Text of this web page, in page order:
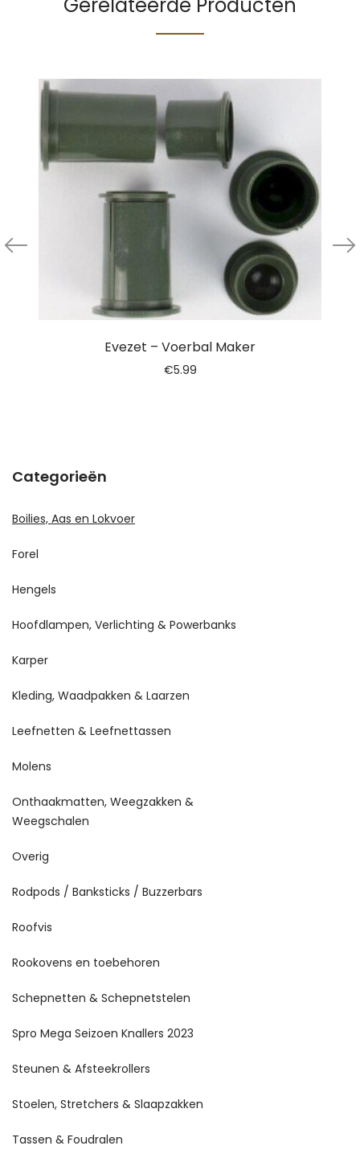
Evezet – Voerbal Maker
€5.99
Categorieën
Boilies, Aas en Lokvoer
Forel
Hengels
Hoofdlampen, Verlichting & Powerbanks
Karper
Kleding, Waadpakken & Laarzen
Leefnetten & Leefnettassen
Molens
Onthaakmatten, Weegzakken &
Weegschalen
Overig
Rodpods / Banksticks / Buzzerbars
Roofvis
Rookovens en toebehoren
Schepnetten & Schepnetstelen
Spro Mega Seizoen Knallers 2023
Steunen & Afsteekrollers
Stoelen, Stretchers & Slaapzakken
Tassen & Foudralen